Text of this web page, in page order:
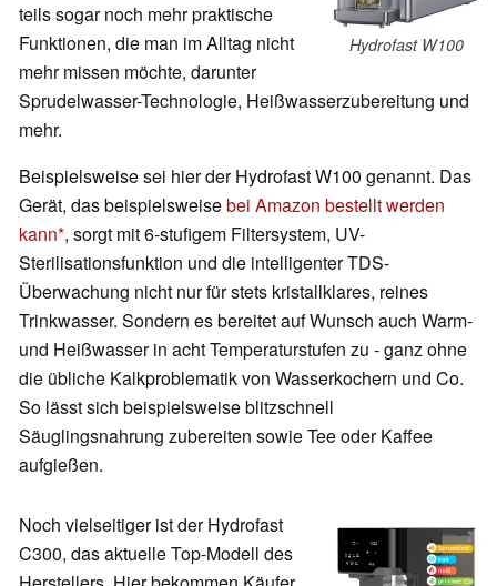
Hydrofast W100
teils sogar noch mehr praktische
Funktionen, die man im Alltag nicht
mehr missen möchte, darunter
Sprudelwasser-Technologie, Heißwasserzubereitung und
mehr.
Beispielsweise sei hier der Hydrofast W100 genannt. Das
Gerät, das beispielsweisebei Amazon bestellt werden
kann , sorgt mit 6-stufigem Filtersystem, UV-
Sterilisationsfunktion und die intelligenter TDS-
Überwachung nicht nur für stets kristallklares, reines
Trinkwasser. Sondern es bereitet auf Wunsch auch Warm-
und Heißwasser in acht Temperaturstufen zu - ganz ohne
die übliche Kalkproblematik von Wasserkochern und Co.
So lässt sich beispielsweise blitzschnell
Säuglingsnahrung zubereiten sowie Tee oder Kaffee
aufgießen.
Noch vielseitiger ist der Hydrofast
C300, das aktuelle Top-Modell des